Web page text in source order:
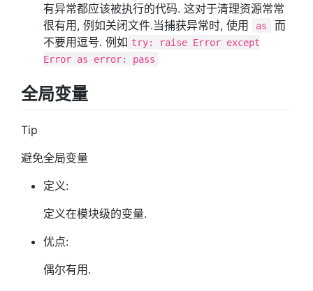
有异常都应该被执行的代码. 这对于清理资源常常
很有用, 例如关闭文件.当捕获异常时, 使用
as
而
不要用逗号. 例如 try: raise Error except
Error as error: pass
全局变量
Tip
避免全局变量
定义:
定义在模块级的变量.
优点:
偶尔有用.